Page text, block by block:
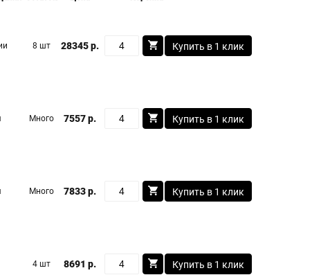
8 шт 28345 р. Купить в 1 клик
Много 7557 р. Купить в 1 клик
Много 7833 р. Купить в 1 клик
4 шт 8691 р. Купить в 1 клик